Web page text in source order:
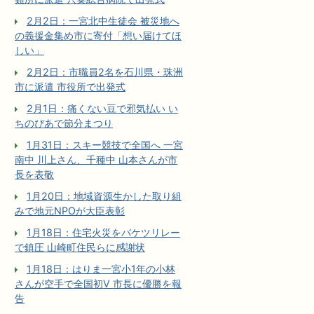
2月2日：一宮北中生徒会 被災地へ
の義援金集め市に寄付「想い届けてほ
しい」
2月2日：市職員2名を石川県・珠洲
市に派遣 市役所で出発式
2月1日：痛くない豆で邪気払い い
ちのぴあで節分まつり
1月31日：スキー競技で全国へ 一宮
南中 川上さん、千種中 山本さんが市
長を表敬
1月20日：地域資源生かした取り組
みで地元NPOが大臣表彰
1月18日：住宅火災をバケツリレー
で鎮圧 山崎町住民らに感謝状
1月18日：はりま一宮小1年の小林
さんが空手で全国初V 市長に優勝を報
告